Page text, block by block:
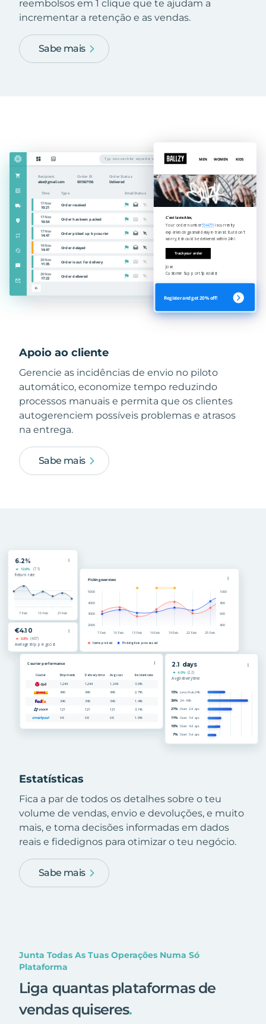
reembolsos em 1 clique que te ajudam a
incrementar a retenção e as vendas.
Sabe mais
Apoio ao cliente
Gerencie as incidências de envio no piloto
automático, economize tempo reduzindo
processos manuais e permita que os clientes
autogerenciem possíveis problemas e atrasos
na entrega.
Sabe mais
Estatísticas
Fica a par de todos os detalhes sobre o teu
volume de vendas, envio e devoluções, e muito
mais, e toma decisões informadas em dados
reais e fidedignos para otimizar o teu negócio.
Sabe mais
Junta Todas As Tuas Operações Numa Só
Plataforma
Liga quantas plataformas de
vendas quiseres.